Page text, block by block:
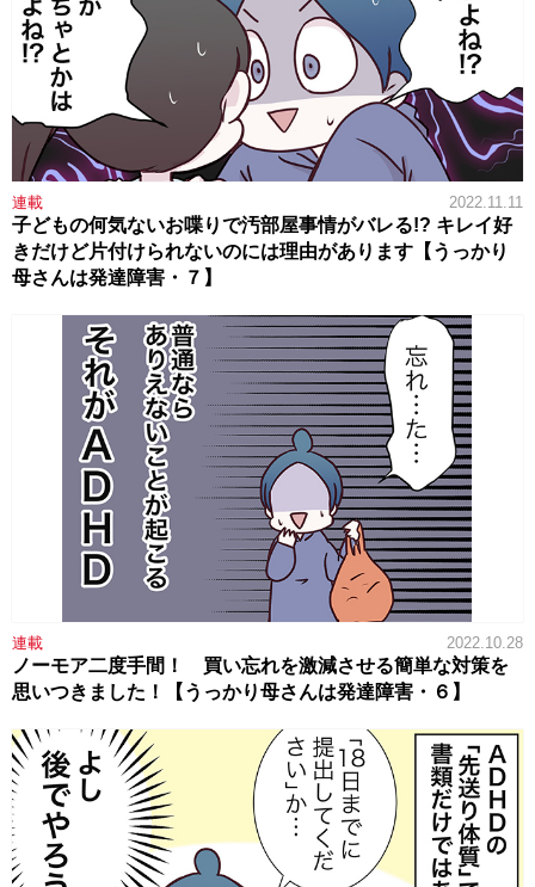
連載 2022.11.11
子どもの何気ないお喋りで汚部屋事情がバレる!? キレイ好
きだけど片付けられないのには理由があります【うっかり
母さんは発達障害・７】
連載 2022.10.28
ノーモア二度手間！ 買い忘れを激減させる簡単な対策を
思いつきました！【うっかり母さんは発達障害・６】